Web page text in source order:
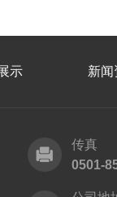
示 新闻
传真
0501-